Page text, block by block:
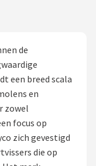
de
een breed scala
en
zowel
focus op
zich gevestigd
die op